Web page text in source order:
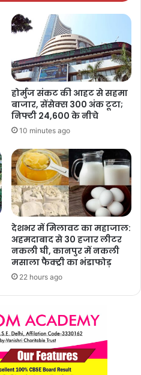
होर्मुज संकट की आहट से सहमा
बाजार, सेंसेक्स 300 अंक टूटा;
निफ्टी 24,600 के नीचे
10 minutes ago
देशभर में मिलावट का महाजाल:
अहमदाबाद से 30 हजार लीटर
नकली घी, कानपुर में नकली
मसाला फैक्ट्री का भंडाफोड़
22 hours ago